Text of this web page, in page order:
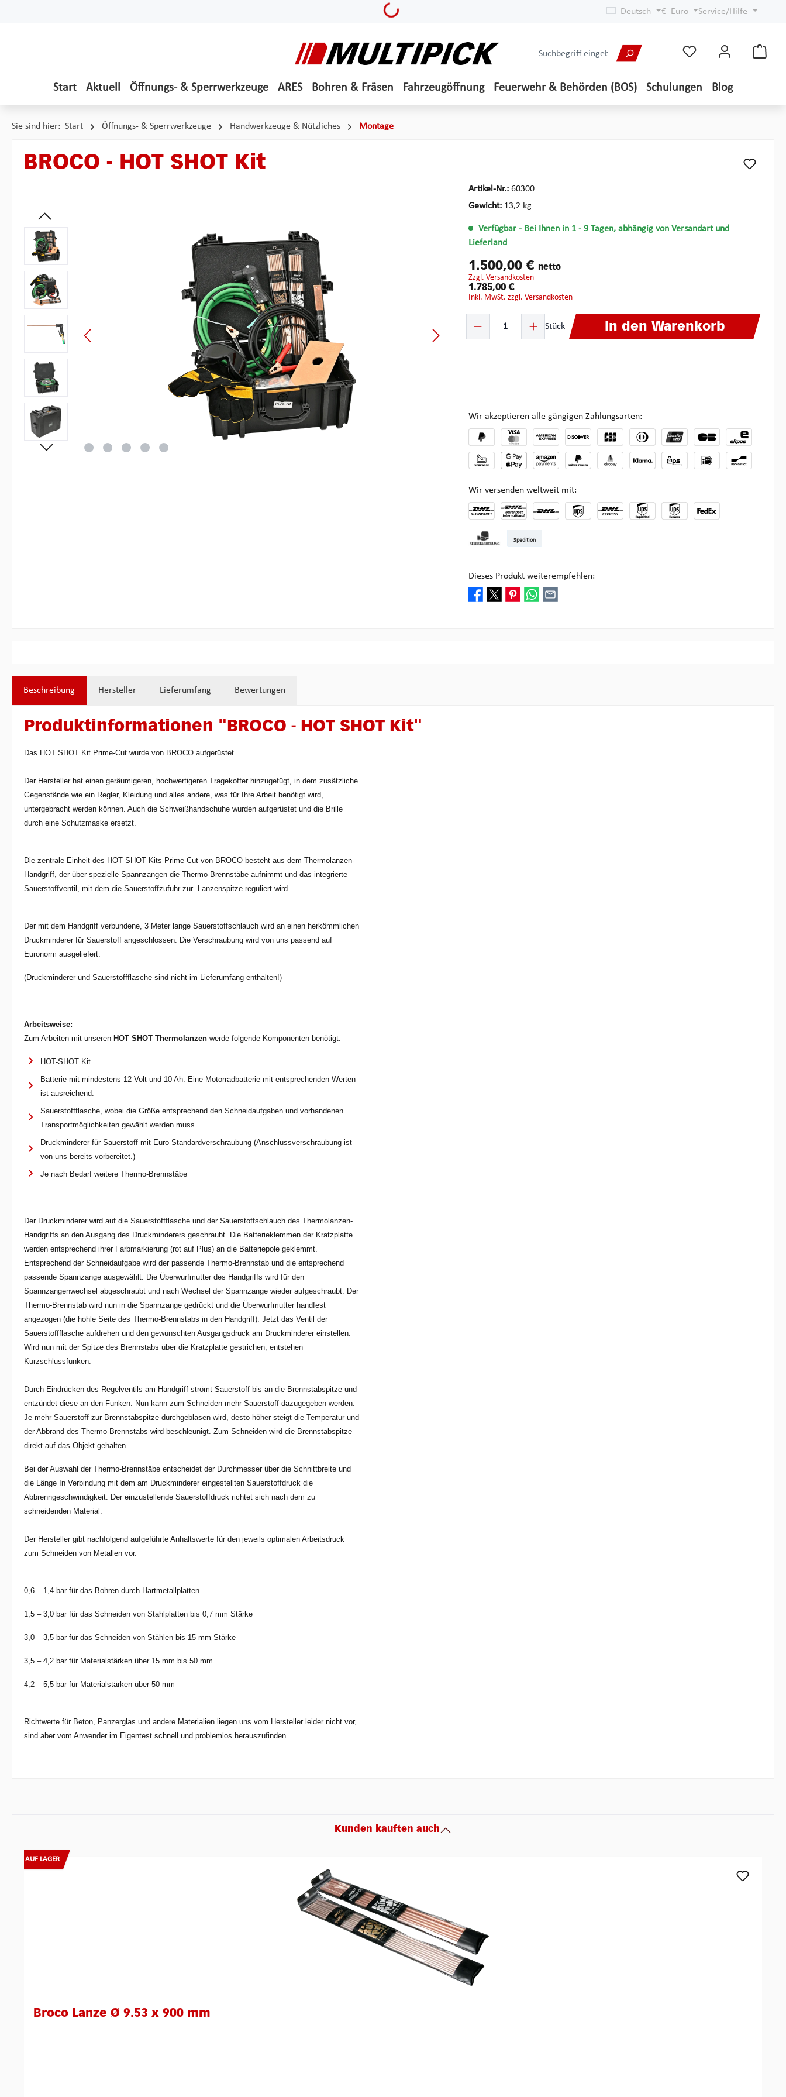
Loading... Deutsch € Euro Service/Hilfe
Start Aktuell Öffnungs- & Sperrwerkzeuge ARES Bohren & Fräsen Fahrzeugöffnung Feuerwehr & Behörden (BOS) Schulungen Blog
Sie sind hier: Start Öffnungs- & Sperrwerkzeuge Handwerkzeuge & Nützliches Montage
BROCO - HOT SHOT Kit
Bildergalerie überspringen
Artikel-Nr.: 60300
Gewicht: 13,2 kg
Verfügbar - Bei Ihnen in 1 - 9 Tagen, abhängig von Versandart und
Lieferland
1.500,00 € netto
zzgl. Versandkosten
1.785,00 €
inkl. MwSt. zzgl. Versandkosten
Produkt Anzahl: Gib den gewünschten Wert ein oder benutze die Schaltflächen um die Anzahl zu
Stück In den Warenkorb
Wir akzeptieren alle gängigen Zahlungsarten:
Wir versenden weltweit mit:
Spedition
Dieses Produkt weiterempfehlen:
Beschreibung Hersteller Lieferumfang Bewertungen
Produktinformationen "BROCO - HOT SHOT Kit"
Das HOT SHOT Kit Prime-Cut wurde von BROCO aufgerüstet.
Der Hersteller hat einen geräumigeren, hochwertigeren Tragekoffer hinzugefügt, in dem zusätzliche
Gegenstände wie ein Regler, Kleidung und alles andere, was für Ihre Arbeit benötigt wird,
untergebracht werden können. Auch die Schweißhandschuhe wurden aufgerüstet und die Brille
durch eine Schutzmaske ersetzt.
Die zentrale Einheit des HOT SHOT Kits Prime-Cut von BROCO besteht aus dem Thermolanzen-
Handgriff, der über spezielle Spannzangen die Thermo-Brennstäbe aufnimmt und das integrierte
Sauerstoffventil, mit dem die Sauerstoffzufuhr zur Lanzenspitze reguliert wird.
Der mit dem Handgriff verbundene, 3 Meter lange Sauerstoffschlauch wird an einen herkömmlichen
Druckminderer für Sauerstoff angeschlossen. Die Verschraubung wird von uns passend auf
Euronorm ausgeliefert.
(Druckminderer und Sauerstoffflasche sind nicht im Lieferumfang enthalten!)
Arbeitsweise:
Zum Arbeiten mit unseren HOT SHOT Thermolanzen werde folgende Komponenten benötigt:
HOT-SHOT Kit
Batterie mit mindestens 12 Volt und 10 Ah. Eine Motorradbatterie mit entsprechenden Werten
ist ausreichend.
Sauerstoffflasche, wobei die Größe entsprechend den Schneidaufgaben und vorhandenen
Transportmöglichkeiten gewählt werden muss.
Druckminderer für Sauerstoff mit Euro-Standardverschraubung (Anschlussverschraubung ist
von uns bereits vorbereitet.)
Je nach Bedarf weitere Thermo-Brennstäbe
Der Druckminderer wird auf die Sauerstoffflasche und der Sauerstoffschlauch des Thermolanzen-
Handgriffs an den Ausgang des Druckminderers geschraubt. Die Batterieklemmen der Kratzplatte
werden entsprechend ihrer Farbmarkierung (rot auf Plus) an die Batteriepole geklemmt.
Entsprechend der Schneidaufgabe wird der passende Thermo-Brennstab und die entsprechend
passende Spannzange ausgewählt. Die Überwurfmutter des Handgriffs wird für den
Spannzangenwechsel abgeschraubt und nach Wechsel der Spannzange wieder aufgeschraubt. Der
Thermo-Brennstab wird nun in die Spannzange gedrückt und die Überwurfmutter handfest
angezogen (die hohle Seite des Thermo-Brennstabs in den Handgriff). Jetzt das Ventil der
Sauerstoffflasche aufdrehen und den gewünschten Ausgangsdruck am Druckminderer einstellen.
Wird nun mit der Spitze des Brennstabs über die Kratzplatte gestrichen, entstehen
Kurzschlussfunken.
Durch Eindrücken des Regelventils am Handgriff strömt Sauerstoff bis an die Brennstabspitze und
entzündet diese an den Funken. Nun kann zum Schneiden mehr Sauerstoff dazugegeben werden.
Je mehr Sauerstoff zur Brennstabspitze durchgeblasen wird, desto höher steigt die Temperatur und
der Abbrand des Thermo-Brennstabs wird beschleunigt. Zum Schneiden wird die Brennstabspitze
direkt auf das Objekt gehalten.
Bei der Auswahl der Thermo-Brennstäbe entscheidet der Durchmesser über die Schnittbreite und
die Länge In Verbindung mit dem am Druckminderer eingestellten Sauerstoffdruck die
Abbrenngeschwindigkeit. Der einzustellende Sauerstoffdruck richtet sich nach dem zu
schneidenden Material.
Der Hersteller gibt nachfolgend aufgeführte Anhaltswerte für den jeweils optimalen Arbeitsdruck
zum Schneiden von Metallen vor.
0,6 – 1,4 bar für das Bohren durch Hartmetallplatten
1,5 – 3,0 bar für das Schneiden von Stahlplatten bis 0,7 mm Stärke
3,0 – 3,5 bar für das Schneiden von Stählen bis 15 mm Stärke
3,5 – 4,2 bar für Materialstärken über 15 mm bis 50 mm
4,2 – 5,5 bar für Materialstärken über 50 mm
Richtwerte für Beton, Panzerglas und andere Materialien liegen uns vom Hersteller leider nicht vor,
sind aber vom Anwender im Eigentest schnell und problemlos herauszufinden.
Kunden kauften auch
Produktgalerie überspringen
AUF LAGER
Broco Lanze Ø 9.53 x 900 mm